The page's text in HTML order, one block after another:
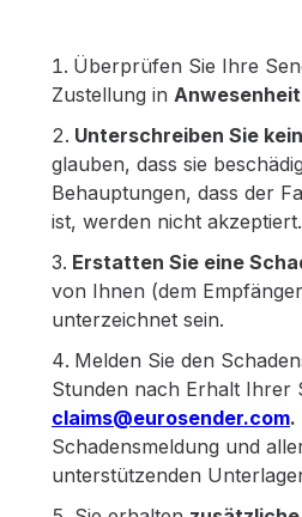
Überprüfen Sie Ihre
Zustellung in
Unterschreiben Sie
glauben, dass sie
Behauptungen, dass der
ist, werden nicht akzeptiert.
Erstatten Sie eine
von Ihnen (dem
unterzeichnet sein.
Melden Sie den
Stunden nach Erhalt Ihrer
claims@eurosender.com.
Schadensmeldung und
unterstützenden